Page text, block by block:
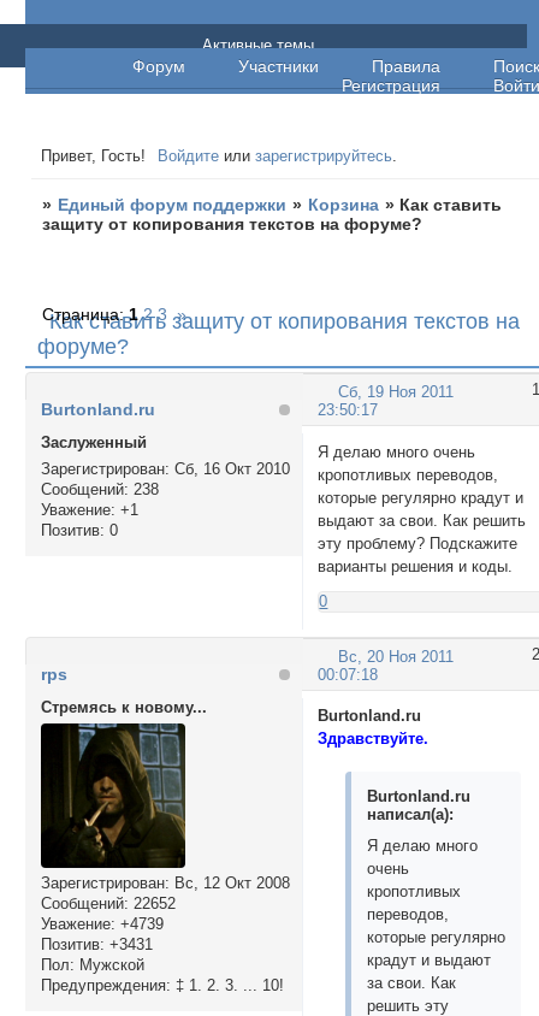
Единый форум поддержки
Форум Участники Правила
Поиск
Регистрация
Войти
Активные темы
Привет, Гость! Войдите илизарегистрируйтесь.
» Единый форум поддержки » Корзина » Как ставить
защиту от копирования текстов на форуме?
Как ставить защиту от копирования текстов на
форуме?
Страница:1 2 3 »
1
Сб, 19 Ноя 2011
23:50:17
Burtonland.ru
Заслуженный
Зарегистрирован: Сб, 16 Окт 2010
Сообщений: 238
Уважение: +1
Позитив: 0
Я делаю много очень
кропотливых переводов,
которые регулярно крадут и
выдают за свои. Как решить
эту проблему? Подскажите
варианты решения и коды.
0
2
Вс, 20 Ноя 2011
00:07:18
rps
Стремясь к новому...
Зарегистрирован: Вс, 12 Окт 2008
Сообщений: 22652
Уважение: +4739
Позитив: +3431
Пол: Мужской
Предупреждения: ‡ 1. 2. 3. ... 10!
Burtonland.ru
Здравствуйте.
Burtonland.ru
написал(а):
Я делаю много
очень
кропотливых
переводов,
которые регулярно
крадут и выдают
за свои. Как
решить эту